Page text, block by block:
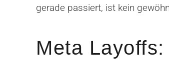
gerade passiert, ist kein
Meta